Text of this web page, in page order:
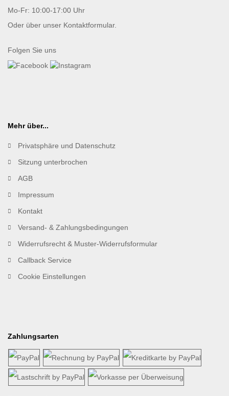
Mo-Fr: 10:00-17:00 Uhr
Oder über unser Kontaktformular.
Folgen Sie uns
Mehr über...
Privatsphäre und Datenschutz
Sitzung unterbrochen
AGB
Impressum
Kontakt
Versand- & Zahlungsbedingungen
Widerrufsrecht & Muster-Widerrufsformular
Callback Service
Cookie Einstellungen
Zahlungsarten